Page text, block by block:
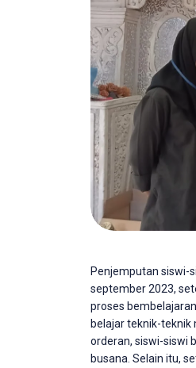
Penjemputan siswi-
september 2023,
proses
belajar teknik-teknik
orderan, siswi-siswi
busana. Selain itu,